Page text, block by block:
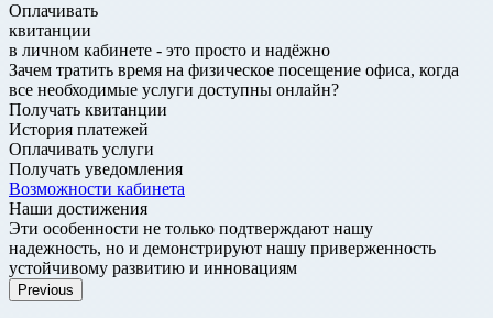
Оплачивать
квитанции
в личном кабинете - это просто и надёжно
Зачем тратить время на физическое посещение офиса, когда
все необходимые услуги доступны онлайн?
Получать квитанции
История платежей
Оплачивать услуги
Получать уведомления
Возможности кабинета
Наши достижения
Эти особенности не только подтверждают нашу
надежность, но и демонстрируют нашу приверженность
устойчивому развитию и инновациям
Previous